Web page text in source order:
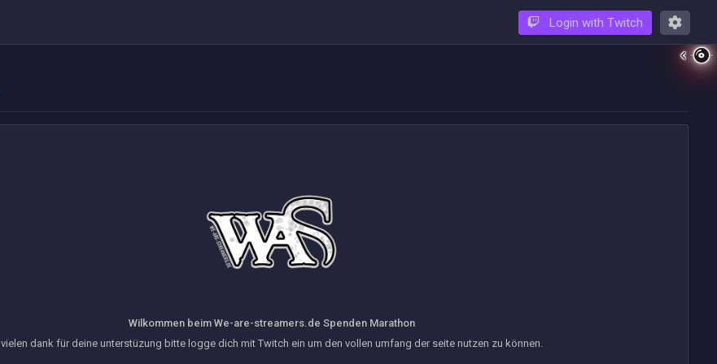
Login with Twitch
Wilkommen beim We-are-streamers.de Spenden Marathon
vielen dank für deine unterstüzung bitte logge dich mit Twitch ein um den vollen umfang der seite nutzen zu können.